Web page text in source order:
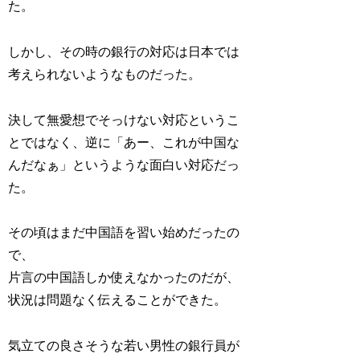
た。
しかし、その時の銀行の対応は日本では
考えられないようなものだった。
決して無愛想でそっけない対応というこ
とではなく、逆に「あー、これが中国な
んだなぁ」というような面白い対応だっ
た。
その頃はまだ中国語を習い始めだったの
で、
片言の中国語しか使えなかったのだが、
状況は問題なく伝えることができた。
気立ての良さそうな若い男性の銀行員が